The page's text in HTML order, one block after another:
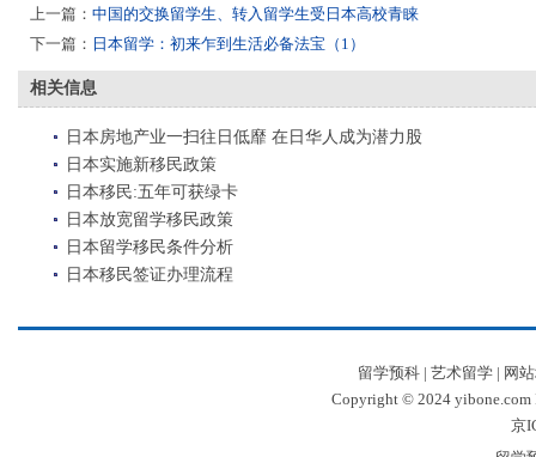
上一篇： 中国的交换留学生、转入留学生受日本高校青睐
下一篇： 日本留学：初来乍到生活必备法宝（1）
相关信息
日本房地产业一扫往日低靡 在日华人成为潜力股
日本实施新移民政策
日本移民:五年可获绿卡
日本放宽留学移民政策
日本留学移民条件分析
日本移民签证办理流程
留学预科| 艺术留学| 网
Copyright © 2024 yibone.com
京